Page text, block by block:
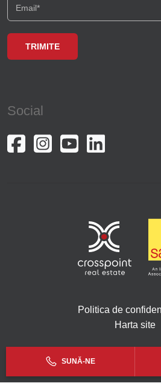
SUNĂ-NE
Social
Politica de
Harta site
Copyright © 2026. Toate